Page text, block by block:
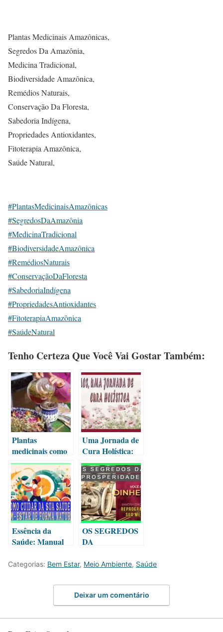
Plantas Medicinais Amazônicas,
Segredos Da Amazônia,
Medicina Tradicional,
Biodiversidade Amazônica,
Remédios Naturais,
Conservação Da Floresta,
Sabedoria Indígena,
Propriedades Antioxidantes,
Fitoterapia Amazônica,
Saúde Natural,
#PlantasMedicinaisAmazônicas
#SegredosDaAmazônia
#MedicinaTradicional
#BiodiversidadeAmazônica
#RemédiosNaturais
#ConservaçãoDaFloresta
#SabedoriaIndígena
#PropriedadesAntioxidantes
#FitoterapiaAmazônica
#SaúdeNatural
Tenho Certeza Que Você Vai Gostar Também:
Plantas
medicinais como
cultivar em casa.
Uma Jornada de
Cura Holística:
Salmos Sagrados
para Saúde e
Bem-Estar –
cap.2
Essência da
Saúde: Manual
Cuidar da sua
Estar de Forma
OS SEGREDOS
DA
E – Reprograme
Categorias: Bem Estar, Meio Ambiente, Saúde
Deixar um comentário